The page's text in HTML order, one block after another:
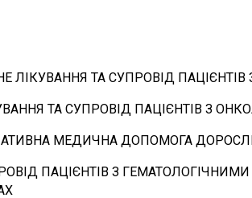
ЛІКУВАННЯ ТА СУПРОВІД
ТА СУПРОВІД ПАЦІЄНТІВ З
МЕДИЧНА ДОПОМОГА
ПАЦІЄНТІВ З